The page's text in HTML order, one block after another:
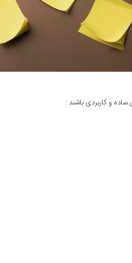
و کاربردی باشند :